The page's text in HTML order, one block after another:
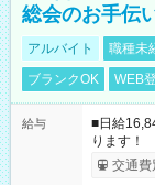
総会のお手伝
アルバイト 職種未
ブランクOK
WEB
給与
■日給
ります！
交通費